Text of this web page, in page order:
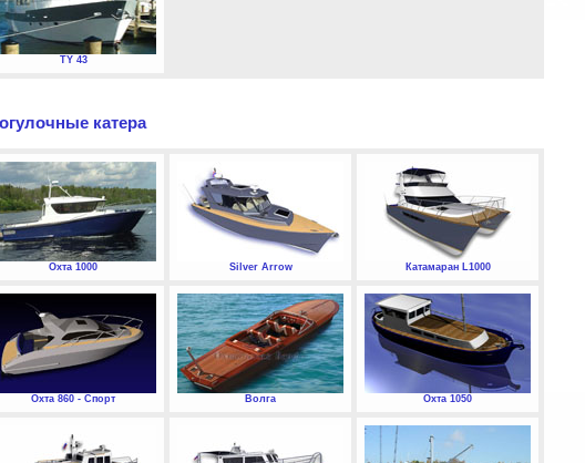
TY 43
катера
Охта 1000 Silver Arrow Катамаран L1000
Охта 860 - Спорт Волга Охта 1050